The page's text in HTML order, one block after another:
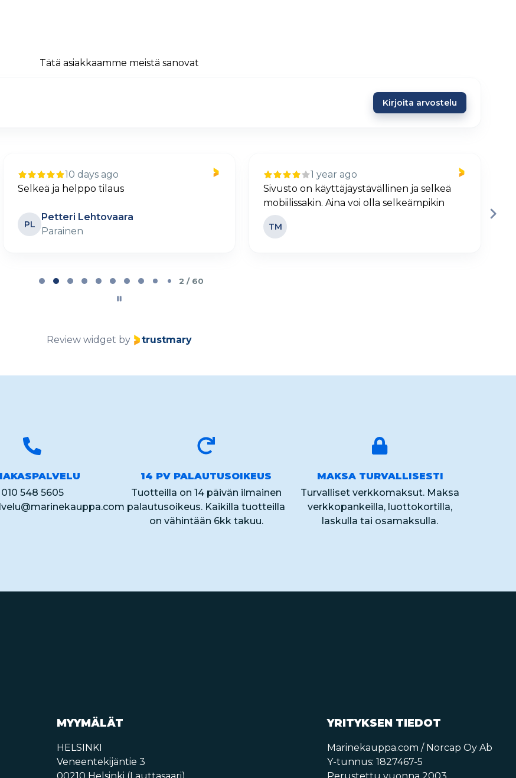
Tätä asiakkaamme meistä sanovat
Kirjoita arvostelu
10 days ago
Selkeä ja helppo tilaus
PL
Petteri Lehtovaara
Parainen
1 year ago
Sivusto on käyttäjäystävällinen ja selkeä
mobiilissakin. Aina voi olla selkeämpikin
TM
2 / 60
Review widget by trustmary
010 548 5605
14 PV PALAUTUSOIKEUS
Tuotteilla on 14 päivän ilmainen
palautusoikeus. Kaikilla tuotteilla
on vähintään 6kk takuu.
MAKSA TURVALLISESTI
Turvalliset verkkomaksut. Maksa
verkkopankeilla, luottokortilla,
laskulla tai osamaksulla.
MYYMÄLÄT
HELSINKI
Veneentekijäntie 3
YRITYKSEN TIEDOT
Marinekauppa.com / Norcap Oy Ab
Y-tunnus: 1827467-5